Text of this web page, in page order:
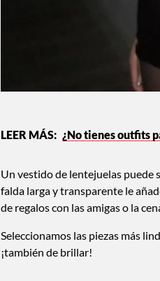
¿No tienes outfits
Un vestido de lentejuelas puede
falda larga y transparente le
de regalos con las amigas o la
Seleccionamos las piezas más
¡también de brillar!